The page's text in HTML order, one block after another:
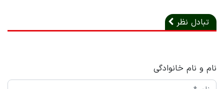
تبادل نظر
نام و نام خانوادگی